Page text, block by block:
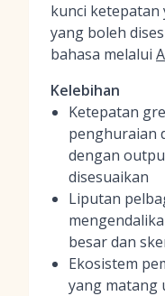
kunci
yang boleh
bahasa melalui
Kelebihan
Ketepatan
penghuraian
dengan
disesuaikan
Liputan
besar dan
Ekosistem
yang matang